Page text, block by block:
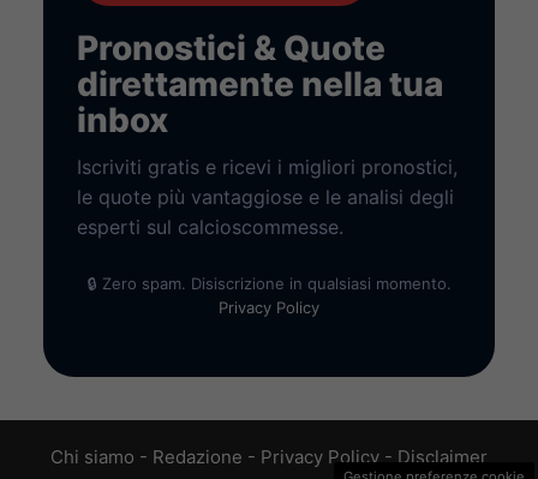
Pronostici & Quote
direttamente nella tua
inbox
Iscriviti gratis e ricevi i migliori pronostici,
le quote più vantaggiose e le analisi degli
esperti sul calcioscommesse.
🔒 Zero spam. Disiscrizione in qualsiasi momento.
Privacy Policy
Chi siamo - Redazione - Privacy Policy - Disclaimer